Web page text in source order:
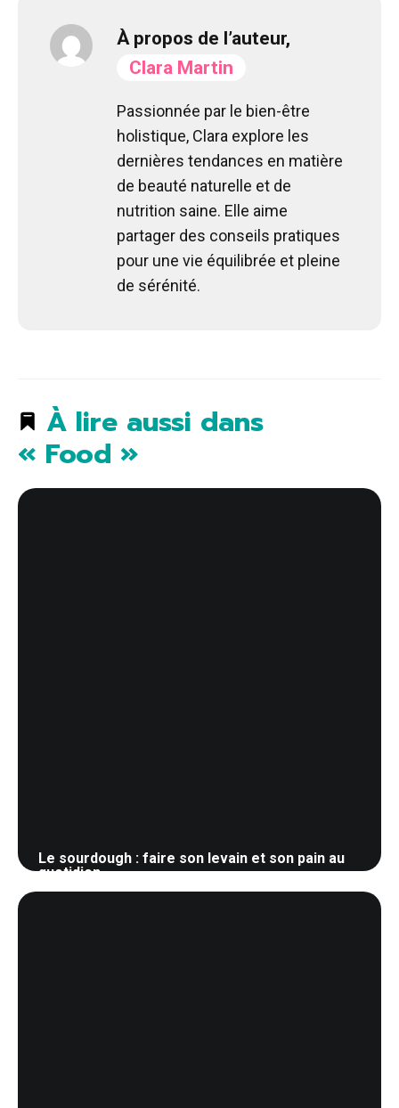
À propos de l’auteur,
Clara Martin
Passionnée par le bien-être
holistique, Clara explore les
dernières tendances en matière
de beauté naturelle et de
nutrition saine. Elle aime
partager des conseils pratiques
pour une vie équilibrée et pleine
de sérénité.
À lire aussi dans
« Food »
Le sourdough : faire son levain et son pain au
quotidien